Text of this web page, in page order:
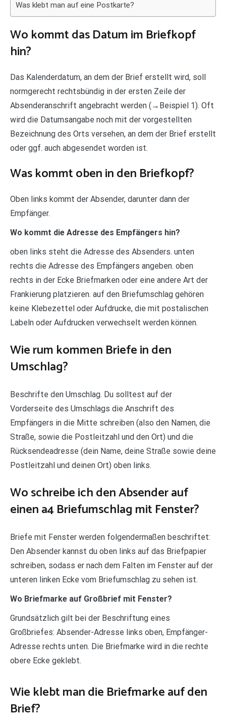
Was klebt man auf eine Postkarte?
Wo kommt das Datum im Briefkopf
hin?
Das Kalenderdatum, an dem der Brief erstellt wird, soll
normgerecht rechtsbündig in der ersten Zeile der
Absenderanschrift angebracht werden (→Beispiel 1). Oft
wird die Datumsangabe noch mit der vorgestellten
Bezeichnung des Orts versehen, an dem der Brief erstellt
oder ggf. auch abgesendet worden ist.
Was kommt oben in den Briefkopf?
Oben links kommt der Absender, darunter dann der
Empfänger.
Wo kommt die Adresse des Empfängers hin?
oben links steht die Adresse des Absenders. unten
rechts die Adresse des Empfängers angeben. oben
rechts in der Ecke Briefmarken oder eine andere Art der
Frankierung platzieren. auf den Briefumschlag gehören
keine Klebezettel oder Aufdrucke, die mit postalischen
Labeln oder Aufdrucken verwechselt werden können.
Wie rum kommen Briefe in den
Umschlag?
Beschrifte den Umschlag. Du solltest auf der
Vorderseite des Umschlags die Anschrift des
Empfängers in die Mitte schreiben (also den Namen, die
Straße, sowie die Postleitzahl und den Ort) und die
Rücksendeadresse (dein Name, deine Straße sowie deine
Postleitzahl und deinen Ort) oben links.
Wo schreibe ich den Absender auf
einen a4 Briefumschlag mit Fenster?
Briefe mit Fenster werden folgendermaßen beschriftet:
Den Absender kannst du oben links auf das Briefpapier
schreiben, sodass er nach dem Falten im Fenster auf der
unteren linken Ecke vom Briefumschlag zu sehen ist.
Wo Briefmarke auf Großbrief mit Fenster?
Grundsätzlich gilt bei der Beschriftung eines
Großbriefes: Absender-Adresse links oben, Empfänger-
Adresse rechts unten. Die Briefmarke wird in die rechte
obere Ecke geklebt.
Wie klebt man die Briefmarke auf den
Brief?